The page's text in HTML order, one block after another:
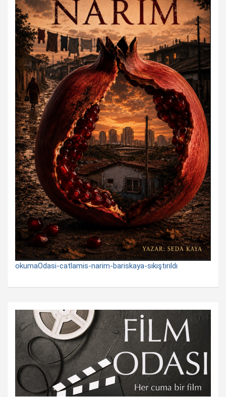
okumaOdasi-catlamis-narim-bariskaya-sıkıştırıldı